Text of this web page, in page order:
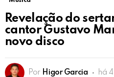
Revelação do
cantor Gustavo
novo disco
Por Higor Garcia há